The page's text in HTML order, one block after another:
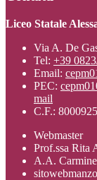
Liceo Statale
Via A. De
Tel: +39
Email:
PEC:
mail
C.F.:
Webmaster
Prof.ssa Rita
A.A.